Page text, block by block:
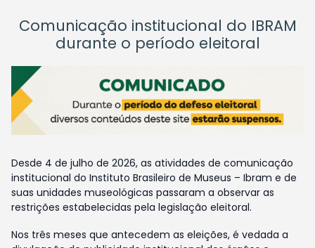
Comunicação institucional do IBRAM
durante o período eleitoral
Desde 4 de julho de 2026, as atividades de comunicação
institucional do Instituto Brasileiro de Museus – Ibram e de
suas unidades museológicas passaram a observar as
restrições estabelecidas pela legislação eleitoral.
Nos três meses que antecedem as eleições, é vedada a